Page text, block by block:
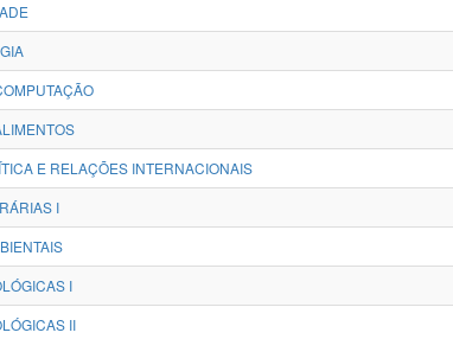
E RELAÇÕES INTERNACIONAIS
I
I
II